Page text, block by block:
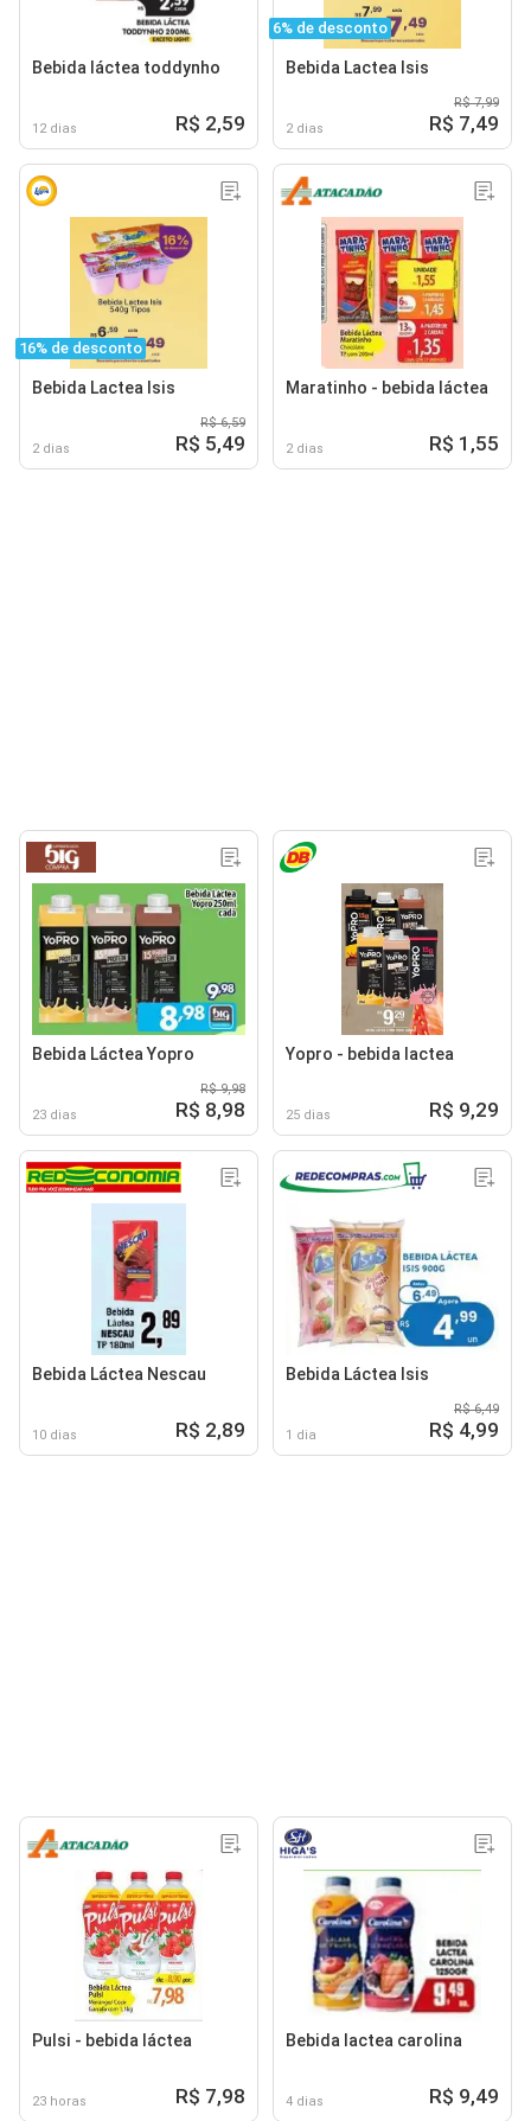
Bebida láctea toddynho
12 dias R$ 2,59
6% de desconto
Bebida Lactea Isis
2 dias
R$ 7,99
R$ 7,49
16% de desconto
Bebida Lactea Isis
2 dias
R$ 6,59
R$ 5,49
Maratinho - bebida láctea
2 dias R$ 1,55
Bebida Láctea Yopro
23 dias
R$ 9,98
R$ 8,98
Yopro - bebida lactea
25 dias R$ 9,29
Bebida Láctea Nescau
10 dias R$ 2,89
Bebida Láctea Isis
1 dia
R$ 6,49
R$ 4,99
Pulsi - bebida láctea
23 horas R$ 7,98
Bebida lactea carolina
4 dias R$ 9,49